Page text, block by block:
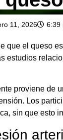
11, 2026 6:39
que el queso
estudios
proviene de
Los
sin que esto